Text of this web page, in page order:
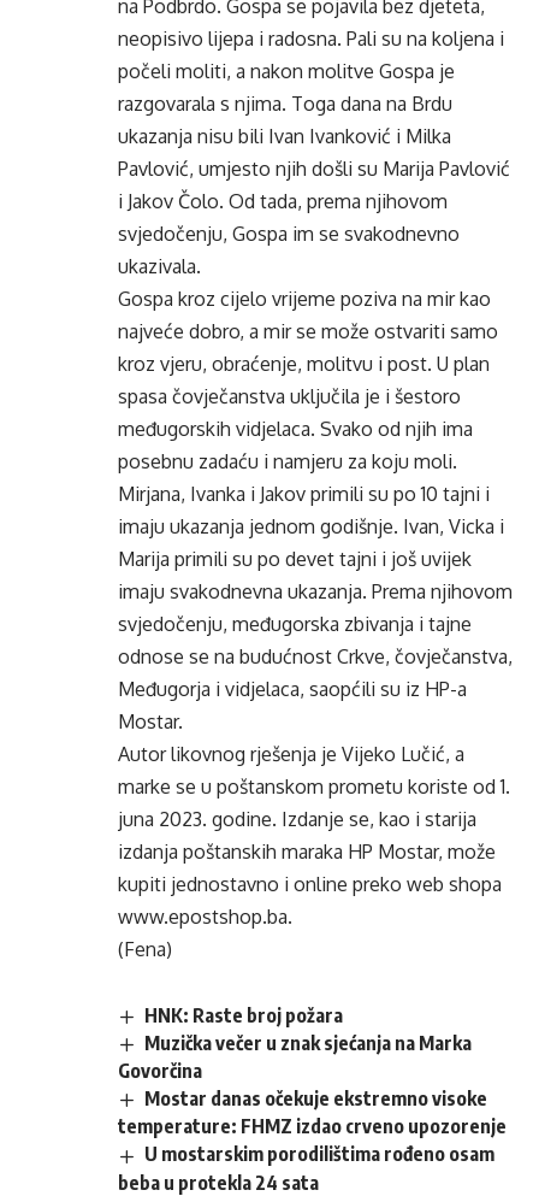
na Podbrdo. Gospa se pojavila bez djeteta,
neopisivo lijepa i radosna. Pali su na koljena i
počeli moliti, a nakon molitve Gospa je
razgovarala s njima. Toga dana na Brdu
ukazanja nisu bili Ivan Ivanković i Milka
Pavlović, umjesto njih došli su Marija Pavlović
i Jakov Čolo. Od tada, prema njihovom
svjedočenju, Gospa im se svakodnevno
ukazivala.
Gospa kroz cijelo vrijeme poziva na mir kao
najveće dobro, a mir se može ostvariti samo
kroz vjeru, obraćenje, molitvu i post. U plan
spasa čovječanstva uključila je i šestoro
međugorskih vidjelaca. Svako od njih ima
posebnu zadaću i namjeru za koju moli.
Mirjana, Ivanka i Jakov primili su po 10 tajni i
imaju ukazanja jednom godišnje. Ivan, Vicka i
Marija primili su po devet tajni i još uvijek
imaju svakodnevna ukazanja. Prema njihovom
svjedočenju, međugorska zbivanja i tajne
odnose se na budućnost Crkve, čovječanstva,
Međugorja i vidjelaca, saopćili su iz HP-a
Mostar.
Autor likovnog rješenja je Vijeko Lučić, a
marke se u poštanskom prometu koriste od 1.
juna 2023. godine. Izdanje se, kao i starija
izdanja poštanskih maraka HP Mostar, može
kupiti jednostavno i online preko web shopa
www.epostshop.ba.
(Fena)
HNK: Raste broj požara
Muzička večer u znak sjećanja na Marka
Govorčina
Mostar danas očekuje ekstremno visoke
temperature: FHMZ izdao crveno upozorenje
U mostarskim porodilištima rođeno osam
beba u protekla 24 sata